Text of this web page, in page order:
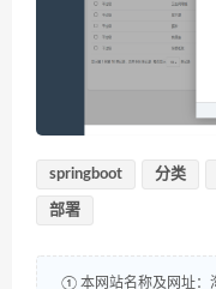
springboot 分类
部署
① 本网站名称及网址：